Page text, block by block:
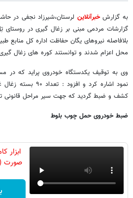
به گزارشخبرآنلاین لرستان،شیرزاد نجفی در
گزارشات مردمی مبنی بر زغال گیری در روستای
بلافاصله نیروهای یگان حفاظت اداره کل منابع
محل اعزام شدند و توانستند کوره های زغال
وی به توقیف یکدستگاه خودروی پراید که در
نمود اشاره کرد و
کشف و ضبط گردید که جهت سیر مراحل قانونی
ضبط خودروی حمل چوب بلوط
ابزار
صورت